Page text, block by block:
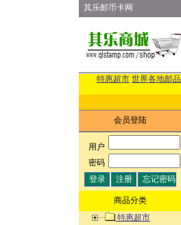
其乐邮币卡网
特惠超市 世界各地邮品
会员登陆
用户:
密码:
商品分类
特惠超市